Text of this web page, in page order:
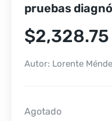
pruebas
$2,328.75
Autor: Lorente
Agotado